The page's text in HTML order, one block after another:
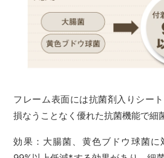
フレーム表面には抗菌剤入りシー
損なうことなく優れた抗菌機能で細
効果：大腸菌、黄色ブドウ球菌に